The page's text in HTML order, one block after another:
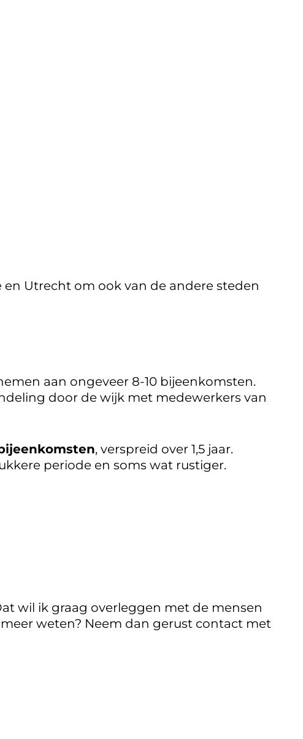
Utrecht om ook van de andere steden
aan ongeveer 8-10 bijeenkomsten.
door de wijk met medewerkers van
, verspreid over 1,5 jaar.
periode en soms wat rustiger.
wil ik graag overleggen met de mensen
weten? Neem dan gerust contact met